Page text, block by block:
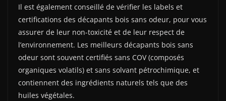
Il est également conseillé de vérifier les labels et
certifications des décapants bois sans odeur, pour vous
assurer de leur non-toxicité et de leur respect de
l’environnement. Les meilleurs décapants bois sans
odeur sont souvent certifiés sans COV (composés
organiques volatils) et sans solvant pétrochimique, et
contiennent des ingrédients naturels tels que des
huiles végétales.